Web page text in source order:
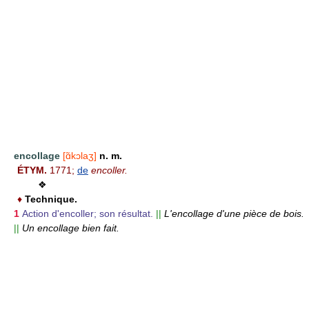
encollage [ɑ̃kɔlaʒ] n. m.
ÉTYM. 1771; de encoller.
❖
♦ Technique.
1 Action d'encoller; son résultat. || L'encollage d'une pièce de bois.
|| Un encollage bien fait.